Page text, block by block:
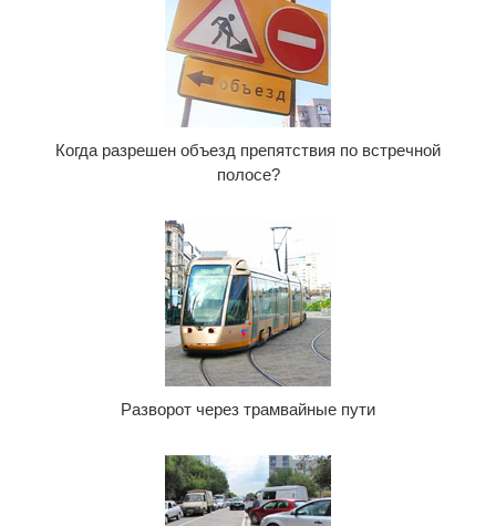
Когда разрешен объезд препятствия по встречной
полосе?
Разворот через трамвайные пути